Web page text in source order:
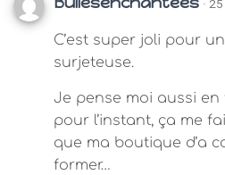
·
C’est super joli pour
surjeteuse.
Je pense moi aussi en
pour l’instant, ça me
que ma boutique d’a
former…